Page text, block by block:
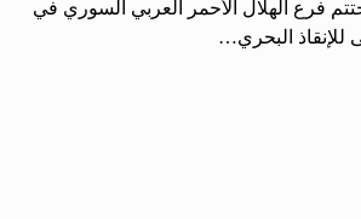
فرع الهلال الأحمر العربي السوري في
البحري…